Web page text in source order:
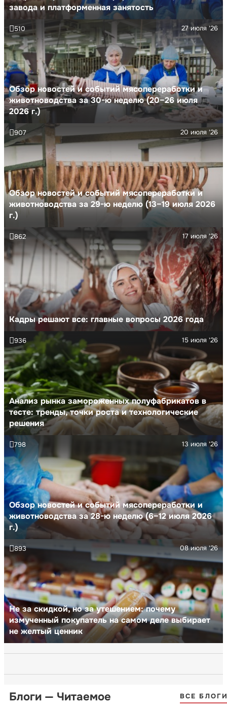
завода и платформенная занятость
Обзор новостей и событий мясопереработки и
животноводства за 30-ю неделю (20–26 июля
2026 г.)
27 июля '26
510
Обзор новостей и событий мясопереработки и
животноводства за 29-ю неделю (13–19 июля 2026
г.)
20 июля '26
907
Кадры решают все: главные вопросы 2026 года
17 июля '26
862
Анализ рынка замороженных полуфабрикатов в
тесте: тренды, точки роста и технологические
решения
15 июля '26
936
Обзор новостей и событий мясопереработки и
животноводства за 28-ю неделю (6–12 июля 2026
г.)
13 июля '26
798
Не за скидкой, но за утешением: почему
измученный покупатель на самом деле выбирает
не желтый ценник
08 июля '26
893
Блоги — Читаемое ВСЕ